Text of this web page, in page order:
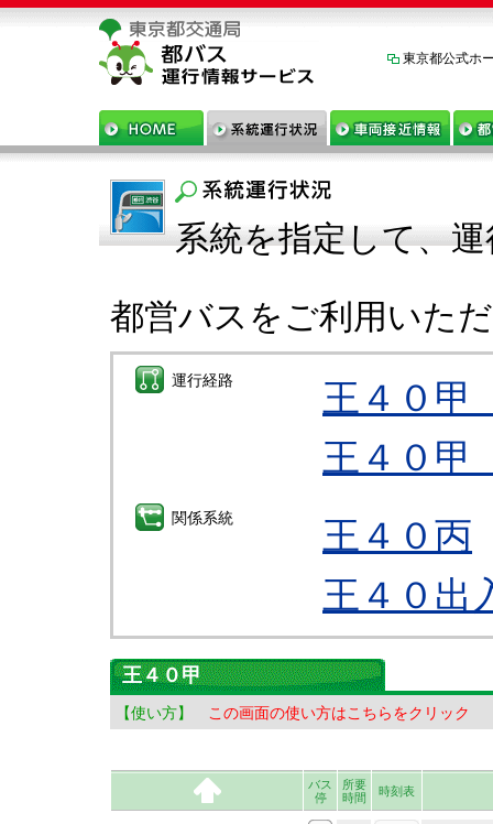
東京都公式ホ
系統を指定して、
都営バスをご利用いた
運行経路
王４０
王４０
関係系統
王４０丙
王４０出
王４０甲
【使い方】 この画面の使い方はこちらをクリック
バス
停
所要
時間
時刻表